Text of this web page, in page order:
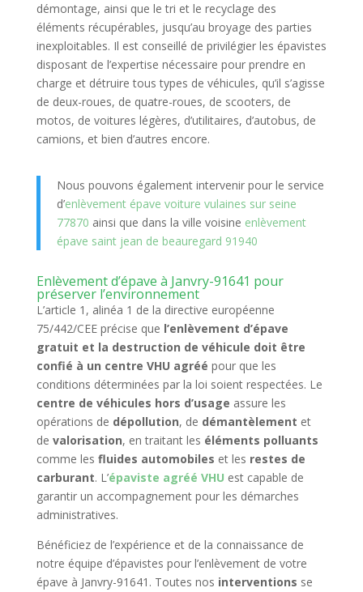
démontage, ainsi que le tri et le recyclage des
éléments récupérables, jusqu’au broyage des parties
inexploitables. Il est conseillé de privilégier les épavistes
disposant de l’expertise nécessaire pour prendre en
charge et détruire tous types de véhicules, qu’il s’agisse
de deux-roues, de quatre-roues, de scooters, de
motos, de voitures légères, d’utilitaires, d’autobus, de
camions, et bien d’autres encore.
Nous pouvons également intervenir pour le service
d’enlèvement épave voiture vulaines sur seine
77870 ainsi que dans la ville voisine enlèvement
épave saint jean de beauregard 91940
Enlèvement d’épave à Janvry-91641 pour
préserver l’environnement
L’article 1, alinéa 1 de la directive européenne
75/442/CEE précise que l’enlèvement d’épave
gratuit et la destruction de véhicule doit être
confié à un centre VHU agréé pour que les
conditions déterminées par la loi soient respectées. Le
centre de véhicules hors d’usage assure les
opérations de dépollution, de démantèlement et
de valorisation, en traitant les éléments polluants
comme les fluides automobiles et les restes de
carburant. L’épaviste agréé VHU est capable de
garantir un accompagnement pour les démarches
administratives.
Bénéficiez de l’expérience et de la connaissance de
notre équipe d’épavistes pour l’enlèvement de votre
épave à Janvry-91641. Toutes nos interventions se